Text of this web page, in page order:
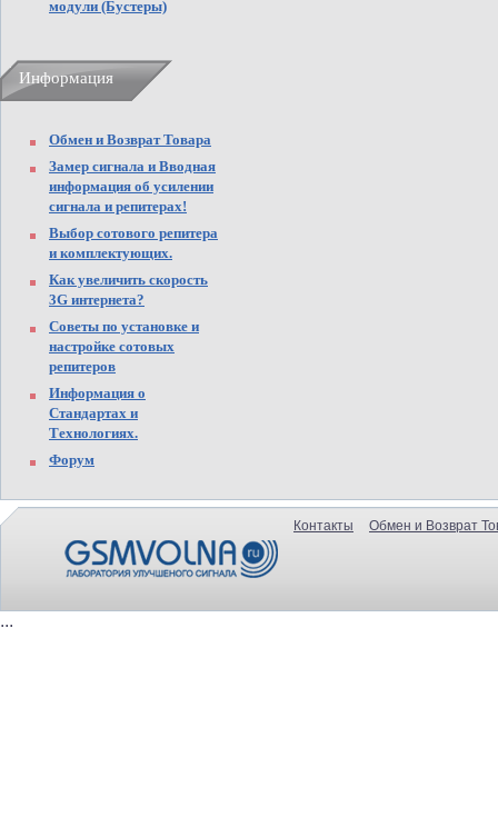
модули (Бустеры)
Информация
Обмен и Возврат Товара
Замер сигнала и Вводная
информация об усилении
сигнала и репитерах!
Выбор сотового репитера
и комплектующих.
Как увеличить скорость
3G интернета?
Советы по установке и
настройке сотовых
репитеров
Информация о
Стандартах и
Технологиях.
Форум
Контакты Обмен и Возврат
...